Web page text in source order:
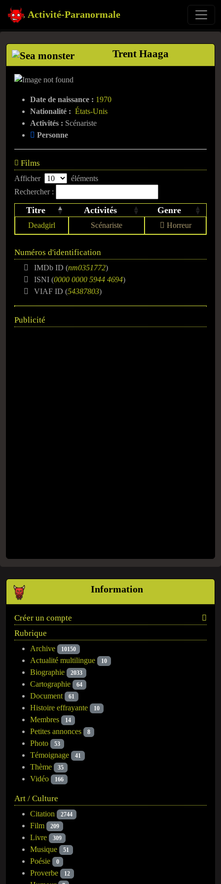
Activité-Paranormale
Information
Créer un compte
Rubrique
Archive 10150
Actualité multilingue 10
Biographie 2033
Cartographie 64
Document 61
Histoire effrayante 10
Membres 14
Petites annonces 8
Photo 53
Témoignage 41
Thème 35
Vidéo 166
Art / Culture
Citation 2744
Film 209
Livre 309
Musique 51
Poésie 0
Proverbe 12
Trent Haaga
Date de naissance : 1970
Nationalité : États-Unis
Activités : Scénariste
Personne
Films
Afficher
éléments
Rechercher :
Titre Activités Genre
Deadgirl Scénariste Horreur
Numéros d'identification
IMDb ID (nm0351772)
ISNI (0000 0000 5944 4694)
VIAF ID (54387803)
Publicité